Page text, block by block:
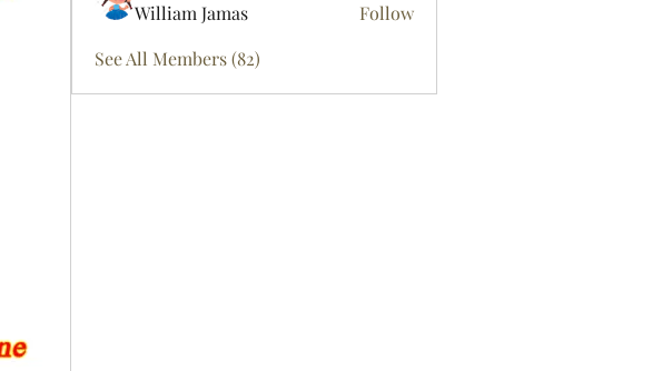
William Jamas
Follow
See All Members (82)